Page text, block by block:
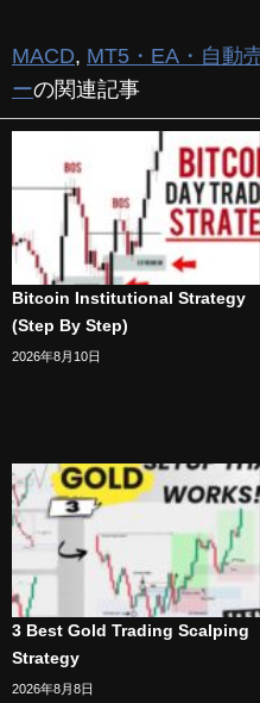
MACD, MT5・EA・自動
ーの関連記事
Bitcoin Institutional Strategy
(Step By Step)
2026年8月10日
3 Best Gold Trading Scalping
Strategy
2026年8月8日